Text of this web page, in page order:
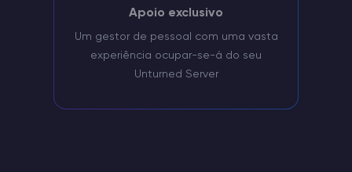
Apoio exclusivo
Um gestor de pessoal com uma vasta
experiência ocupar-se-á do seu
Unturned Server